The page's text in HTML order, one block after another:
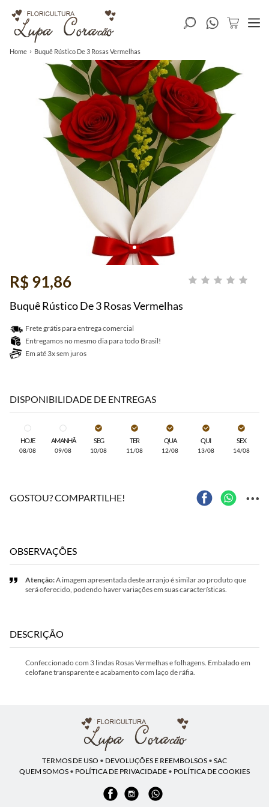
Home Buquê Rústico De 3 Rosas Vermelhas
R$ 91,86
Buquê Rústico De 3 Rosas Vermelhas
Frete grátis para entrega comercial
Entregamos no mesmo dia para todo Brasil!
Em até 3x sem juros
DISPONIBILIDADE DE ENTREGAS
HOJE
08/08
AMANHÃ
09/08
SEG
10/08
TER
11/08
QUA
12/08
QUI
13/08
SEX
14/08
GOSTOU? COMPARTILHE! ...
OBSERVAÇÕES
Atenção:A imagem apresentada deste arranjo é similar ao produto que
será oferecido, podendo haver variações em suas características.
DESCRIÇÃO
Confeccionado com 3 lindas Rosas Vermelhas e folhagens. Embalado em
celofane transparente e acabamento com laço de ráfia.
TERMOS DE USO • DEVOLUÇÕES E REEMBOLSOS • SAC
QUEM SOMOS • POLÍTICA DE PRIVACIDADE • POLÍTICA DE COOKIES